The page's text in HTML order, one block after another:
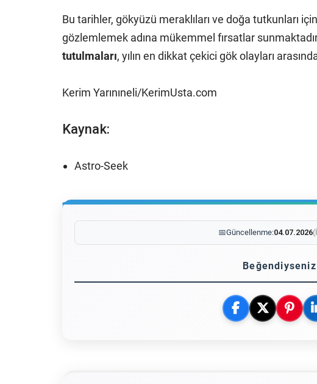
Bu tarihler, gökyüzü meraklıları ve doğa tutkunları
gözlemlemek adına mükemmel fırsatlar
tutulmaları, yılın en dikkat çekici gök olayları
Kerim Yarınıneli/KerimUsta.com
Kaynak:
Astro-Seek
📅Güncellenme:04.07.2026
Beğendiyseniz